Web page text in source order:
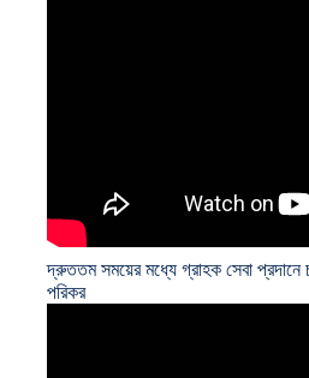
দ্রুততম সময়ের মধ্যে গ্রাহক সেবা প্রদানে
পরিকর